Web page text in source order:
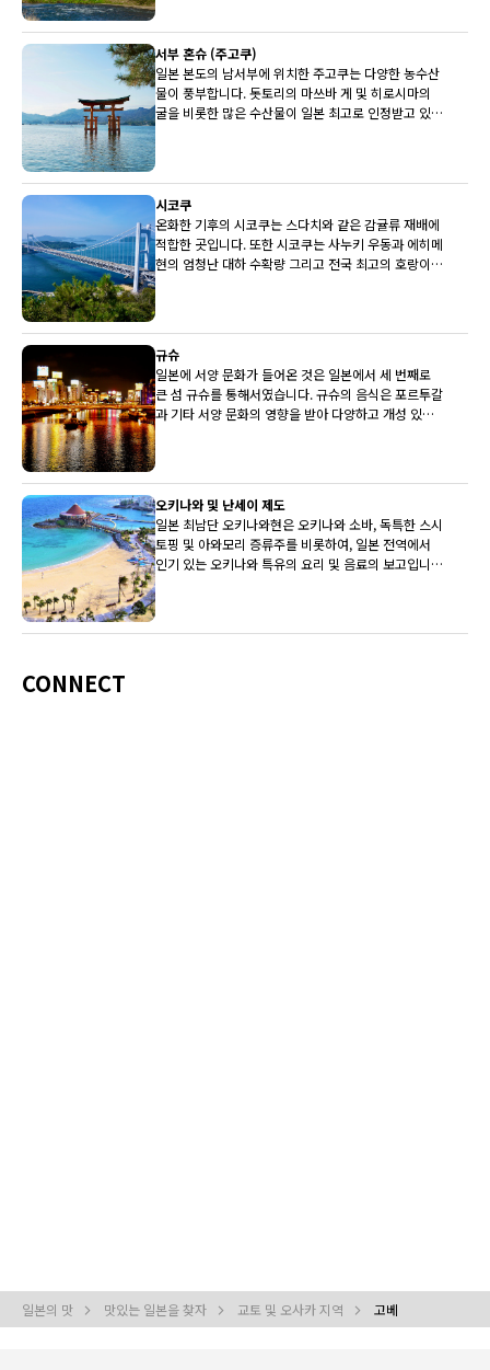
서부 혼슈 (주고쿠)
일본 본도의 남서부에 위치한 주고쿠는 다양한 농수산
물이 풍부합니다. 돗토리의 마쓰바 게 및 히로시마의
굴을 비롯한 많은 수산물이 일본 최고로 인정받고 있습
시코쿠
온화한 기후의 시코쿠는 스다치와 같은 감귤류 재배에
적합한 곳입니다. 또한 시코쿠는 사누키 우동과 에히메
현의 엄청난 대하 수확량 그리고 전국 최고의 호랑이
규슈
일본에 서양 문화가 들어온 것은 일본에서 세 번째로
큰 섬 규슈를 통해서였습니다. 규슈의 음식은 포르투갈
과 기타 서양 문화의 영향을 받아 다양하고 개성 있는
오키나와 및 난세이 제도
일본 최남단 오키나와현은 오키나와 소바, 독특한 스시
토핑 및 아와모리 증류주를 비롯하여, 일본 전역에서
인기 있는 오키나와 특유의 요리 및 음료의 보고입니
CONNECT
일본의 맛 맛있는 일본을 찾자 교토 및 오사카 지역 고베